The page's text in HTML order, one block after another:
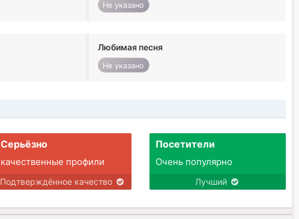
Не указано
Любимая песня
Не указано
Серьёзно
качественные профили
Подтверждённое качество
Посетители
Очень популярно
Лучший